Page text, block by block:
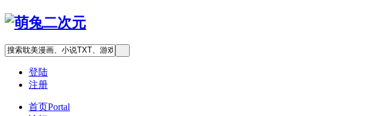
登陆
注册
首页Portal